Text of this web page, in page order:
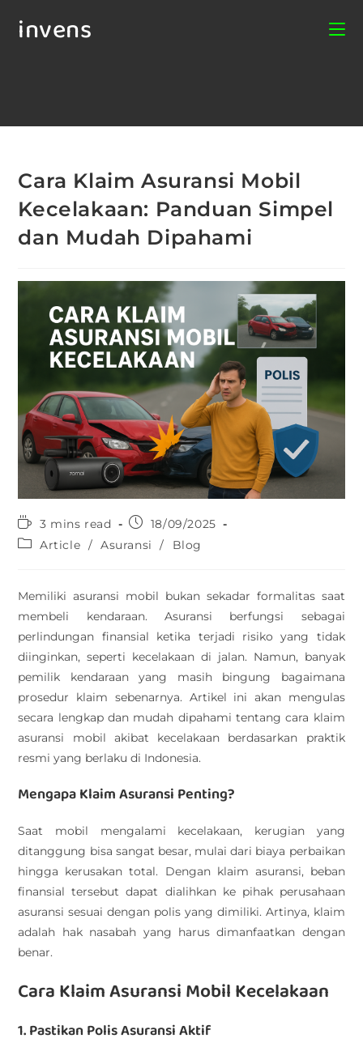
invens
Cara Klaim Asuransi Mobil
Kecelakaan: Panduan Simpel
dan Mudah Dipahami
3 mins read
18/09/2025
Article / Asuransi / Blog
Memiliki asuransi mobil bukan sekadar formalitas saat
membeli kendaraan. Asuransi berfungsi sebagai
perlindungan finansial ketika terjadi risiko yang tidak
diinginkan, seperti kecelakaan di jalan. Namun, banyak
pemilik kendaraan yang masih bingung bagaimana
prosedur klaim sebenarnya. Artikel ini akan mengulas
secara lengkap dan mudah dipahami tentang cara klaim
asuransi mobil akibat kecelakaan berdasarkan praktik
resmi yang berlaku di Indonesia.
Mengapa Klaim Asuransi Penting?
Saat mobil mengalami kecelakaan, kerugian yang
ditanggung bisa sangat besar, mulai dari biaya perbaikan
hingga kerusakan total. Dengan klaim asuransi, beban
finansial tersebut dapat dialihkan ke pihak perusahaan
asuransi sesuai dengan polis yang dimiliki. Artinya, klaim
adalah hak nasabah yang harus dimanfaatkan dengan
benar.
Cara Klaim Asuransi Mobil Kecelakaan
1. Pastikan Polis Asuransi Aktif